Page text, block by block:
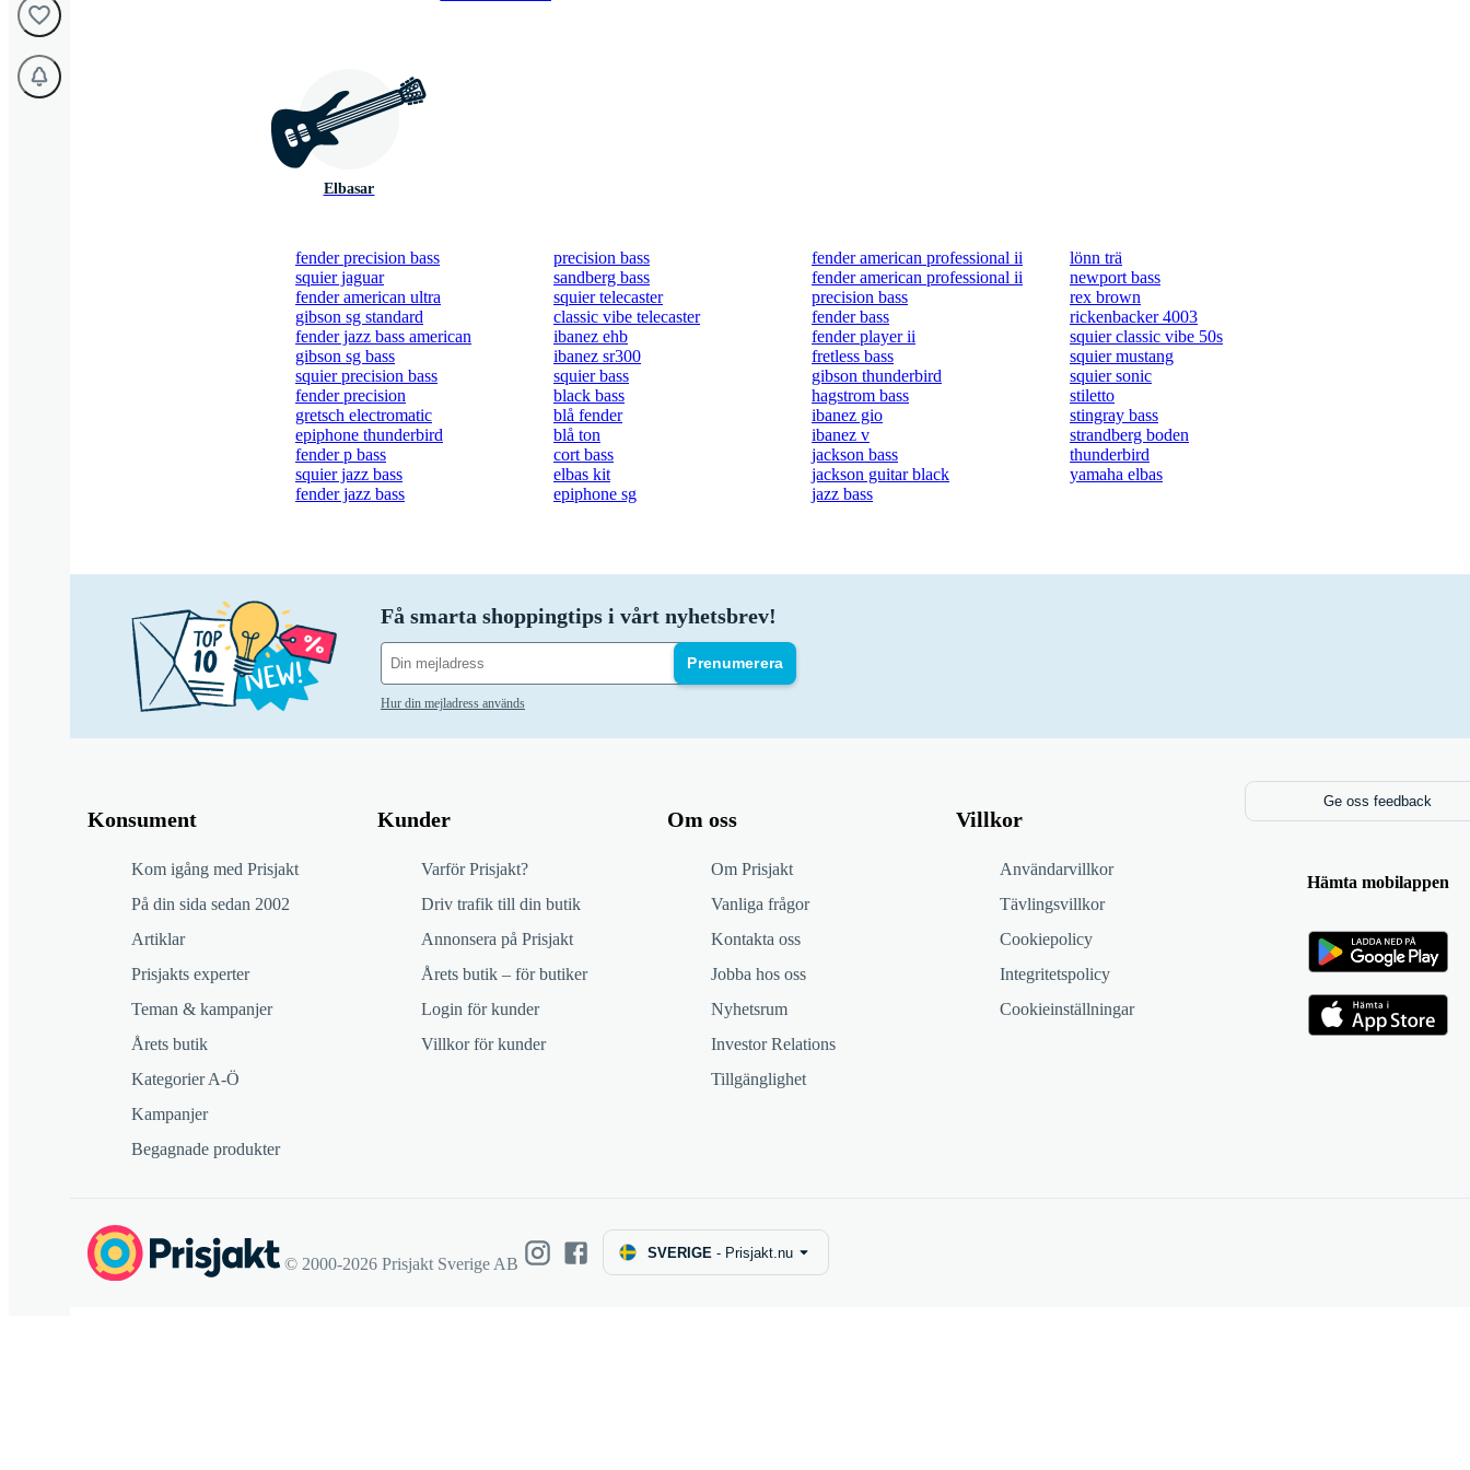
Elbasar
fender precision bass
squier jaguar
fender american ultra
gibson sg standard
fender jazz bass american
gibson sg bass
squier precision bass
fender precision
gretsch electromatic
epiphone thunderbird
fender p bass
squier jazz bass
fender jazz bass
precision bass
sandberg bass
squier telecaster
classic vibe telecaster
ibanez ehb
ibanez sr300
squier bass
black bass
blå fender
blå ton
cort bass
elbas kit
epiphone sg
fender american professional ii
fender american professional ii
precision bass
fender bass
fender player ii
fretless bass
gibson thunderbird
hagstrom bass
ibanez gio
ibanez v
jackson bass
jackson guitar black
jazz bass
lönn trä
newport bass
rex brown
rickenbacker 4003
squier classic vibe 50s
squier mustang
squier sonic
stiletto
stingray bass
strandberg boden
thunderbird
yamaha elbas
Få smarta shoppingtips i vårt nyhetsbrev!
Prenumerera
Hur din mejladress används
Konsument
Kom igång med Prisjakt
På din sida sedan 2002
Artiklar
Prisjakts experter
Teman & kampanjer
Årets butik
Kategorier A-Ö
Kampanjer
Begagnade produkter
Kunder
Varför Prisjakt?
Driv trafik till din butik
Annonsera på Prisjakt
Årets butik – för butiker
Login för kunder
Villkor för kunder
Om oss
Om Prisjakt
Vanliga frågor
Kontakta oss
Jobba hos oss
Nyhetsrum
Investor Relations
Tillgänglighet
Villkor
Användarvillkor
Tävlingsvillkor
Cookiepolicy
Integritetspolicy
Cookieinställningar
Ge oss feedback
Hämta mobilappen
© 2000-2026 Prisjakt Sverige AB
SVERIGE - Prisjakt.nu